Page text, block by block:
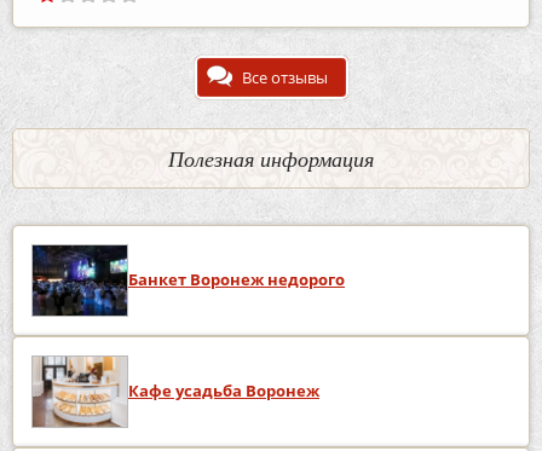
Все отзывы
Полезная информация
Банкет Воронеж недорого
Кафе усадьба Воронеж